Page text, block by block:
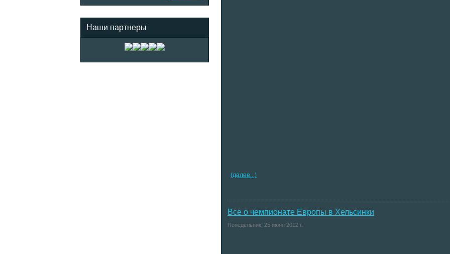
Наши партнеры
(далее...)
Все о чемпионате Европы в Хельсинки
Понедельник, 25 июня 2012 г.